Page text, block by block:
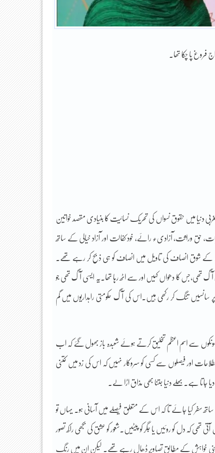
فروغ پا چکا تھا۔
دنیا میں حقوق نسواں کی تحریک نسائیت کا بنیادی مقصد خواتین
حق وراثت، آزادیء رائے، خود کفالت اور آزاد خیالی کے ساتھ
کے شوق انصاف کی تاویل میں انصاف کو ہی ذبح کر رہے تھے۔
تھی،جس کا دھواں کہیں اور سے اٹھ رہا تھا۔یہ ایسی آگ تھی جو
سانسیں تنگ کر رکھی ہیں۔اس کی آگ حکومتی راہداریوں میں گم
سے اسم اعظم تخلیق کرتے ہوئے شعبدہ باز بھول گئے کہ اب
اور فیصلوں سے کسی کو سروکار نہیں کہ اس کی زد میں کتنی
جاتا ہے۔بھلے دنیا جتنا بھی مذاق اڑا لے۔
کیا جائے تا کہ اس کے متعلق فیصلے میں آسانی ہو۔ یہاں تو
کہ دل کو روئیں یا جگر کو پیٹیں۔شعور کو عشق کی بجھی راکھ تصور
اپنی خواہش کے مطابق تصاویر ڈھال رہے تھے۔ لیکن ان میں رنگ